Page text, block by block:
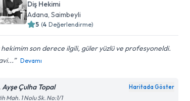
Diş Hekimi
Adana , Saimbeyli
5 (4 Değerlendirme)
hekimim son derece ilgili, güler yüzlü ve profesyoneldi.
Devamı
Ayşe Çulha Topal Haritada Göster
Mah. 1 Nolu Sk. No:1/1